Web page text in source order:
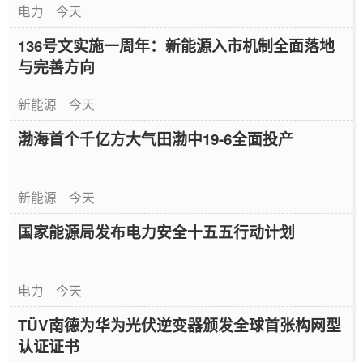
电力 今天
136号文实施一周年：新能源入市机制全面落地
与完善方向
新能源 今天
渤海首个千亿方大气田渤中19-6全面投产
新能源 今天
国家能源局发布电力安全十五五行动计划
电力 今天
TÜV南德为华为光伏逆变器颁发全球首张构网型
认证证书